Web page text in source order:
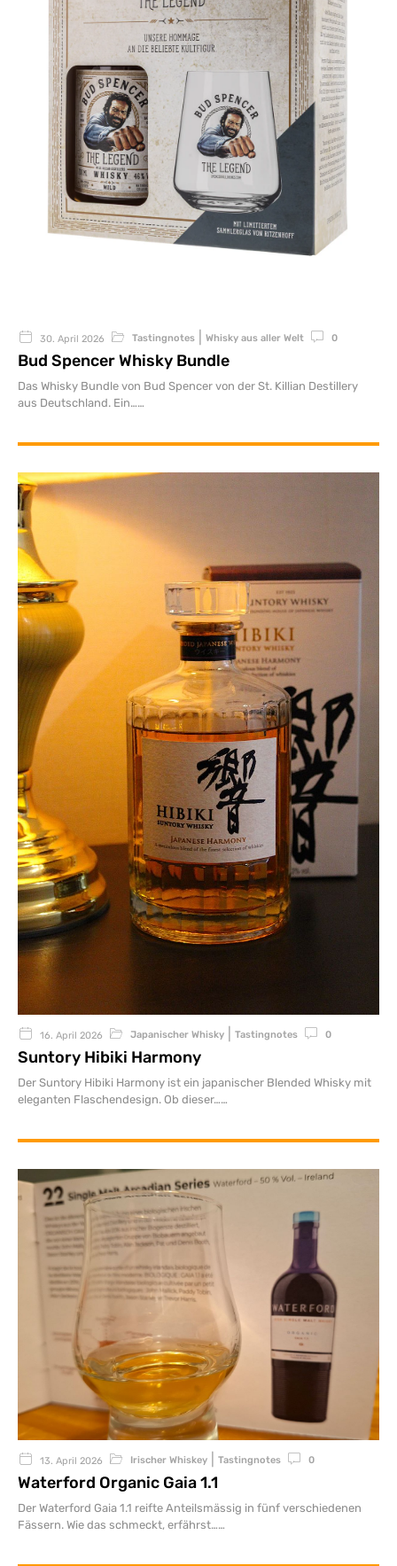
30. April 2026 Tastingnotes Whisky aus aller Welt 0
Bud Spencer Whisky Bundle
Das Whisky Bundle von Bud Spencer von der St. Killian Destillery
aus Deutschland. Ein…
16. April 2026 Japanischer Whisky Tastingnotes 0
Suntory Hibiki Harmony
Der Suntory Hibiki Harmony ist ein japanischer Blended Whisky mit
eleganten Flaschendesign. Ob dieser…
13. April 2026 Irischer Whiskey Tastingnotes 0
Waterford Organic Gaia 1.1
Der Waterford Gaia 1.1 reifte Anteilsmässig in fünf verschiedenen
Fässern. Wie das schmeckt, erfährst…